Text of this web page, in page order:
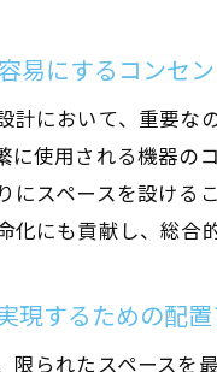
易にするコンセ
計において、重要な
に使用される機器の
にスペースを設ける
化にも貢献し、総合
現するための配
限られたスペースを